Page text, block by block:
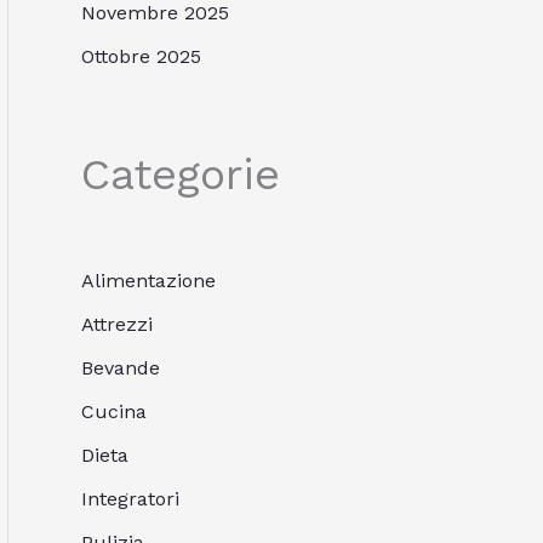
Novembre 2025
Ottobre 2025
Categorie
Alimentazione
Attrezzi
Bevande
Cucina
Dieta
Integratori